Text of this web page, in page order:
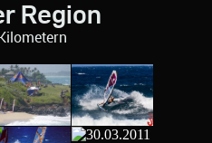
Region